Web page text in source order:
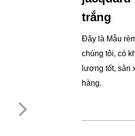
trắng
Đây là Mẫu
chúng tôi, có
lượng tốt, sản
hàng.